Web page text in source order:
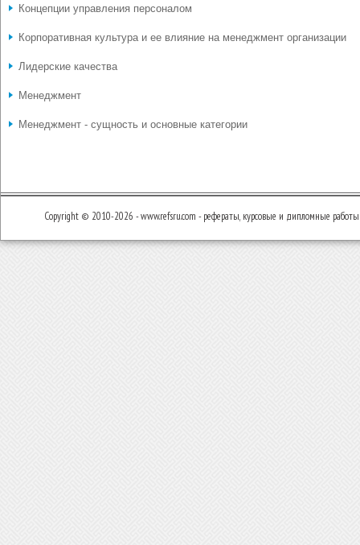
Концепции управления персоналом
Корпоративная культура и ее влияние на менеджмент организации
Лидерские качества
Менеджмент
Менеджмент - сущность и основные категории
Copyright © 2010-2026 - www.refsru.com - рефераты, курсовые и дипломные работы